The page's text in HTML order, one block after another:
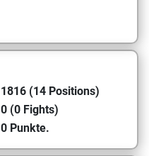
1816 (14 Positions)
0 (0 Fights)
0 Punkte.